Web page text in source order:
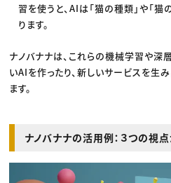
習を使うと、AIは「猫の種類」や「
ります。
ナノバナナは、これらの機械学習や深
いAIを作ったり、新しいサービスを生
ます。
ナノバナナの活用例：３つの視